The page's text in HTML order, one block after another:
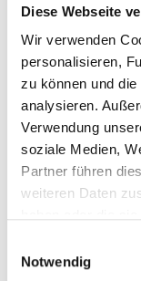
Diese Webseite
Wir verwenden
personalisieren,
zu können und
analysieren.
Verwendung
soziale Medien,
Partner führen
weiteren Daten
Notwendig
Text:
Video: Thomas
Teilen &